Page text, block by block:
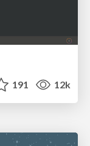
191 12k